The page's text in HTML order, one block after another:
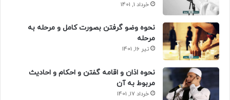
خرداد 1, 1401
نحوه وضو گرفتن بصورت کامل و مرحله به
مرحله
تیر 16, 1401
نحوه اذان و اقامه گفتن و احکام و احادیث
مربوط به آن
خرداد 17, 1401